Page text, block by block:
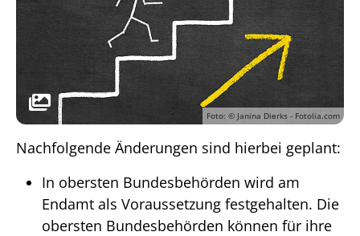
Foto: © Janina Dierks - Fotolia.com
Nachfolgende Änderungen sind hierbei geplant:
In obersten Bundesbehörden wird am
Endamt als Voraussetzung festgehalten. Die
obersten Bundesbehörden können für ihre